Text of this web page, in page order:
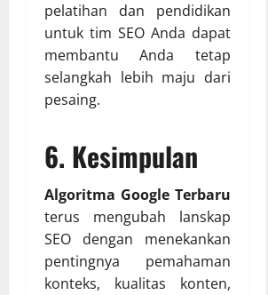
pelatihan dan pendidikan
untuk tim SEO Anda dapat
membantu Anda tetap
selangkah lebih maju dari
pesaing.
6. Kesimpulan
Algoritma Google Terbaru
terus mengubah lanskap
SEO dengan menekankan
pentingnya pemahaman
konteks, kualitas konten,